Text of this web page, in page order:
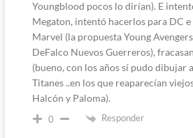
Youngblood pocos lo dirían). E
Megaton, intentó hacerlos para DC
Marvel (la propuesta Young
DeFalco Nuevos Guerreros),
(bueno, con los años sí pudo dibujar
Titanes ..en los que reaparecían
Halcón y Paloma).
0 Responder